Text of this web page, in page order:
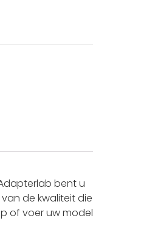
bent u
de kwaliteit die
of voer uw model